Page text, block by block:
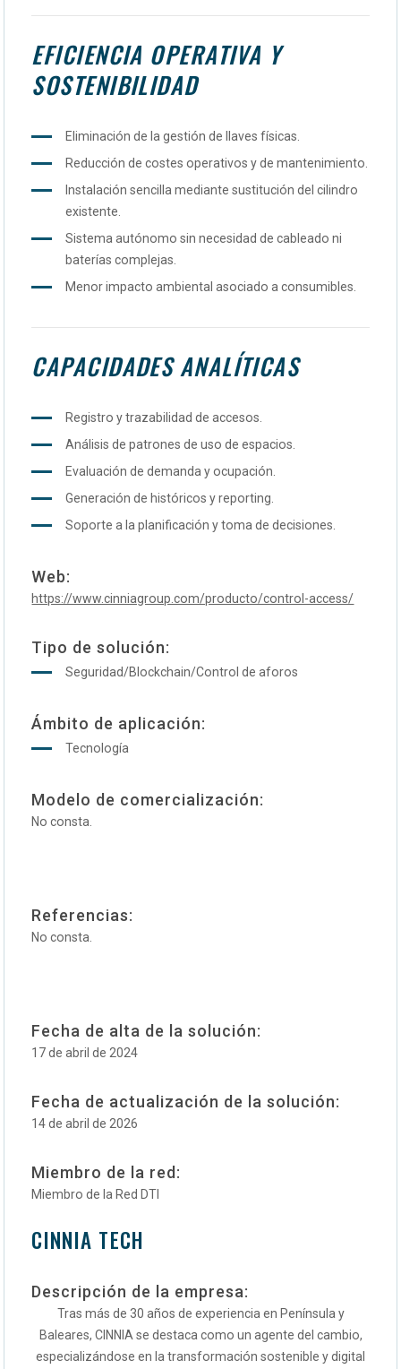
EFICIENCIA OPERATIVA Y
SOSTENIBILIDAD
Eliminación de la gestión de llaves físicas.
Reducción de costes operativos y de mantenimiento.
Instalación sencilla mediante sustitución del cilindro
existente.
Sistema autónomo sin necesidad de cableado ni
baterías complejas.
Menor impacto ambiental asociado a consumibles.
CAPACIDADES ANALÍTICAS
Registro y trazabilidad de accesos.
Análisis de patrones de uso de espacios.
Evaluación de demanda y ocupación.
Generación de históricos y reporting.
Soporte a la planificación y toma de decisiones.
Web:
https://www.cinniagroup.com/producto/control-access/
Tipo de solución:
Seguridad/Blockchain/Control de aforos
Ámbito de aplicación:
Tecnología
Modelo de comercialización:
No consta.
Referencias:
No consta.
Fecha de alta de la solución:
17 de abril de 2024
Fecha de actualización de la solución:
14 de abril de 2026
Miembro de la red:
Miembro de la Red DTI
CINNIA TECH
Descripción de la empresa:
Tras más de 30 años de experiencia en Península y
Baleares, CINNIA se destaca como un agente del cambio,
especializándose en la transformación sostenible y digital